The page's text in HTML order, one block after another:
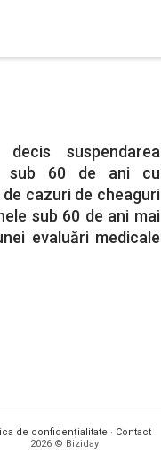
suspendarea
sub 60 de ani cu
cazuri de cheaguri
sub 60 de ani mai
evaluări medicale
de confidențialitate · Contact
2026 © Biziday